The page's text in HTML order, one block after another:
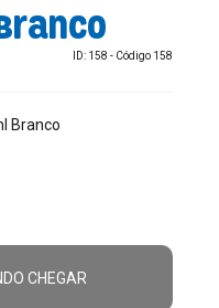
ID: 158 - Código 158
Branco
CHEGAR